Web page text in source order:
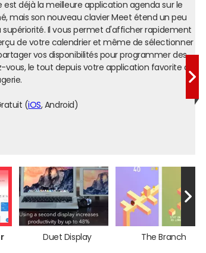
est déjà la meilleure application agenda sur le
mais son nouveau clavier Meet étend un peu
supériorité. Il vous permet d'afficher rapidement
de votre calendrier et même de sélectionner
vos disponibilités pour programmer des
vous, le tout depuis votre application favorite de
(iOS, Android)
Duet Display The Branch